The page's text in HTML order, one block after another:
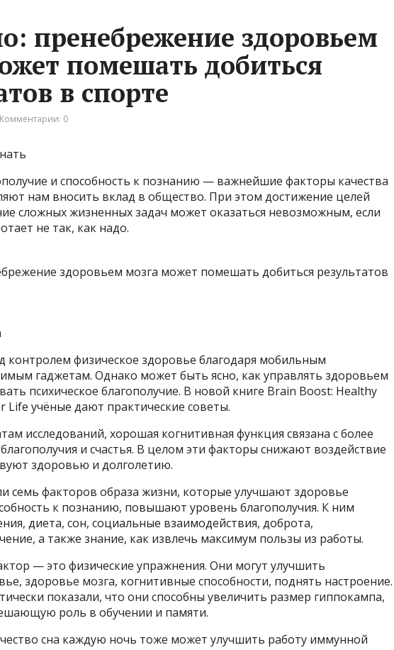
пренебрежение здоровьем
помешать добиться
в спорте
Комментарии: 0
и способность к познанию — важнейшие факторы качества
нам вносить вклад в общество. При этом достижение целей
сложных жизненных задач может оказаться невозможным, если
не так, как надо.
контролем физическое здоровье благодаря мобильным
гаджетам. Однако может быть ясно, как управлять здоровьем
психическое благополучие. В новой книге Brain Boost: Healthy
Life учёные дают практические советы.
исследований, хорошая когнитивная функция связана с более
и счастья. В целом эти факторы снижают воздействие
здоровью и долголетию.
семь факторов образа жизни, которые улучшают здоровье
к познанию, повышают уровень благополучия. К ним
диета, сон, социальные взаимодействия, доброта,
а также знание, как извлечь максимум пользы из работы.
— это физические упражнения. Они могут улучшить
здоровье мозга, когнитивные способности, поднять настроение.
показали, что они способны увеличить размер гиппокампа,
роль в обучении и памяти.
сна каждую ночь тоже может улучшить работу иммунной